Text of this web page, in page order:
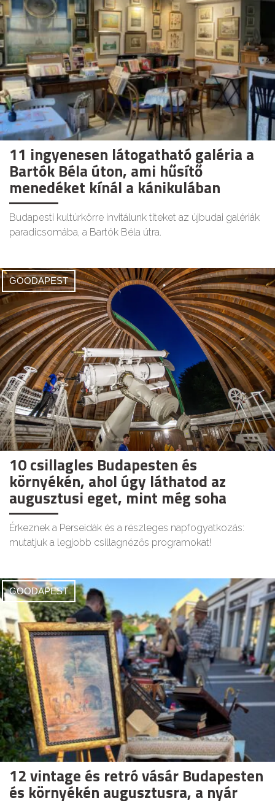
11 ingyenesen látogatható galéria a
Bartók Béla úton, ami hűsítő
menedéket kínál a kánikulában
Budapesti kultúrkörre invitálunk titeket az újbudai galériák
paradicsomába, a Bartók Béla útra.
GOODAPEST
10 csillagles Budapesten és
környékén, ahol úgy láthatod az
augusztusi eget, mint még soha
Érkeznek a Perseidák és a részleges napfogyatkozás:
mutatjuk a legjobb csillagnézős programokat!
GOODAPEST
12 vintage és retró vásár Budapesten
és környékén augusztusra, a nyár